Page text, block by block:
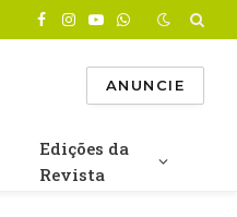
Facebook
Instagram
YouTube
WhatsApp
ANUNCIE
Edições da
Revista